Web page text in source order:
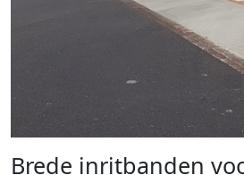
Brede inritbanden